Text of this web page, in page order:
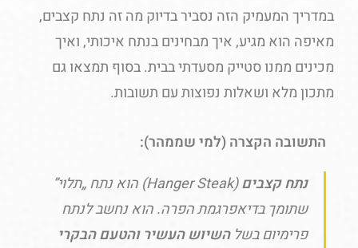
במדריך המעמיק הזה נסביר בדיוק מה זה נתח קצבים,
מאיפה הוא מגיע, איך מבחינים בנתח איכותי, ואיך
מכינים ממנו סטייק מסעדתי בבית. בסוף תמצאו גם
מתכון מלא ושאלות נפוצות עם תשובות.
התשובה הקצרה (למי שממהר):
נתח קצבים
(Hanger Steak) הוא נתח „תלוי”
שתומך בדיאפרגמת הפרה. הוא נחשב לנתח
פרימיום בשלהשיוש העשיר והטעם הבקרי